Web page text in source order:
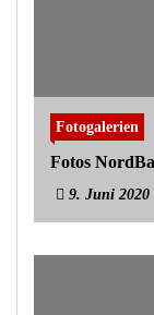
Fotogalerien
Fotos
9. Juni 2020